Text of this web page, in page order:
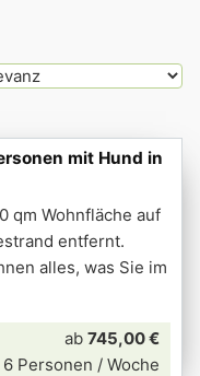
mit Hund in
qm Wohnfläche auf
entfernt.
alles, was Sie im
ab 745,00 €
6 Personen / Woche